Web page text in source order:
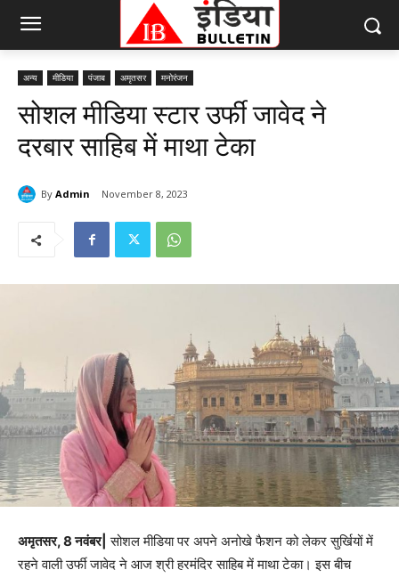
अन्य मीडिया पंजाब अमृतसर मनोरंजन
सोशल मीडिया स्टार उर्फी जावेद ने
दरबार साहिब में माथा टेका
By Admin November 8, 2023
अमृतसर, 8 नवंबर| सोशल मीडिया पर अपने अनोखे फैशन को लेकर सुर्खियों में
रहने वाली उर्फी जावेद ने आज श्री हरमंदिर साहिब में माथा टेका। इस बीच